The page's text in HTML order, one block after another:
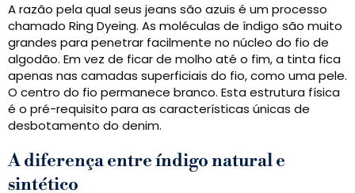
A razão pela qual seus jeans são azuis é um processo
chamado Ring Dyeing. As moléculas de índigo são muito
grandes para penetrar facilmente no núcleo do fio de
algodão. Em vez de ficar de molho até o fim, a tinta fica
apenas nas camadas superficiais do fio, como uma pele.
O centro do fio permanece branco. Esta estrutura física
é o pré-requisito para as características únicas de
desbotamento do denim.
A diferença entre índigo natural e
sintético